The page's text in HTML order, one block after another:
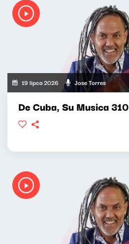
19 lipca 2026 Jose Torres
De Cuba, Su Musica 310